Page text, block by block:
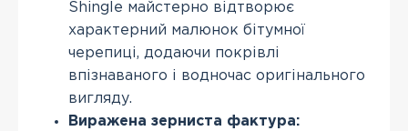
Shingle майстерно відтворює
характерний малюнок бітумної
черепиці, додаючи покрівлі
впізнаваного і водночас оригінального
вигляду.
Виражена зерниста фактура: